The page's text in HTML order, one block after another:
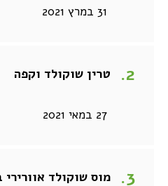
31 במרץ 2021
טרין שוקולד וקפה
27 במאי 2021
מוס שוקולד אוורירי